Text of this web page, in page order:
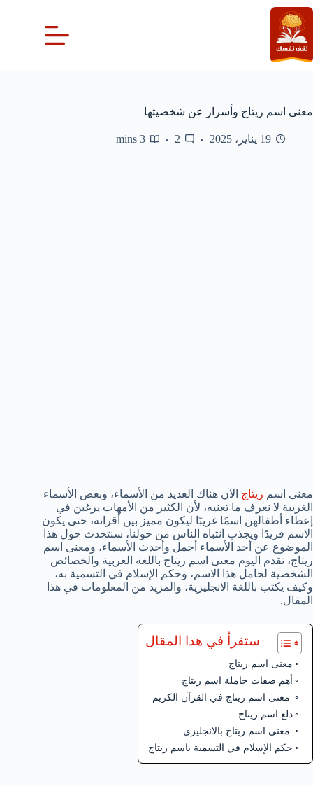
التجاوز
إلى
المحتوى
معنى اسم ريتاج وأسرار عن شخصيتها
19 يناير، 2025 2
3 mins
معنى اسم ريتاج الآن هناك العديد من الأسماء، وبعض الأسماء
الغريبة لا نعرف ما تعنيه، لأن الكثير من الأمهات يرغبن في
إعطاء أطفالهن اسمًا غريبًا ليكون مميز بين أقرانه، حتى يكون
الاسم فريدًا ويجذب انتباه الناس من حولنا، سنتحدث حول هذا
الموضوع عن أحد الأسماء أجمل وأحدث الأسماء، ومعنى اسم
ريتاج، نقدم اليوم معنى اسم ريتاج باللغة العربية والخصائص
الشخصية لحامل هذا الاسم، وحكم الإسلام في التسمية به،
وكيف يكتب باللغة الانجليزية، والمزيد من المعلومات في هذا
المقال.
ستقرأ في هذا المقال
معنى اسم ريتاج
أهم صفات حاملة اسم ريتاج
معنى اسم ريتاج في القرآن الكريم
دلع اسم ريتاج
معنى اسم ريتاج بالانجليزي
حكم الإسلام في التسمية باسم ريتاج